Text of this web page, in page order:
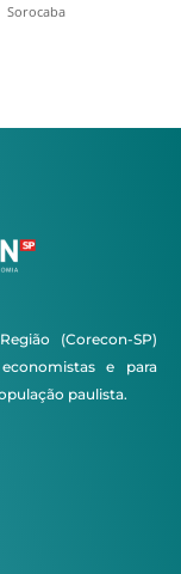
Sorocaba
(Corecon-SP)
e para
paulista.